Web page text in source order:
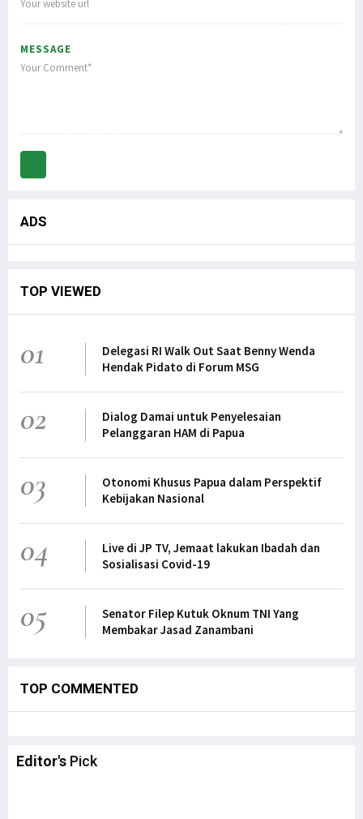
MESSAGE
ADS
TOP VIEWED
01
Delegasi RI Walk Out Saat Benny Wenda
Hendak Pidato di Forum MSG
02
Dialog Damai untuk Penyelesaian
Pelanggaran HAM di Papua
03
Otonomi Khusus Papua dalam Perspektif
Kebijakan Nasional
04
Live di JP TV, Jemaat lakukan Ibadah dan
Sosialisasi Covid-19
05
Senator Filep Kutuk Oknum TNI Yang
Membakar Jasad Zanambani
TOP COMMENTED
Editor's Pick